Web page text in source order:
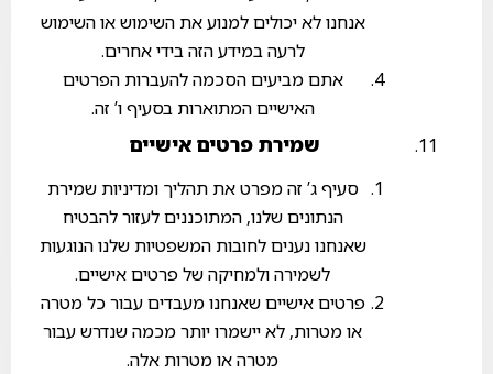
אנחנו לא יכולים למנוע את השימוש או השימוש
לרעה במידע הזה בידי אחרים.
אתם מביעים הסכמה להעברות הפרטים
האישיים המתוארות בסעיף ו’ זה.
שמירת פרטים אישיים
סעיף ג’ זה מפרט את תהליך ומדיניות שמירת
הנתונים שלנו, המתוכננים לעזור להבטיח
שאנחנו נענים לחובות המשפטיות שלנו הנוגעות
לשמירה ולמחיקה של פרטים אישיים.
פרטים אישיים שאנחנו מעבדים עבור כל מטרה
או מטרות, לא יישמרו יותר מכמה שנדרש עבור
מטרה או מטרות אלה.